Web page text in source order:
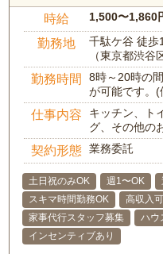
時給 1,500〜1,860
勤務地
千駄ケ谷 徒歩
（東京都渋谷
勤務時間
8時～20時の
が可能です。(
仕事内容
キッチン、ト
グ、その他の
契約形態 業務委託
土日祝のみOK 週1〜OK
スキマ時間勤務OK
高収入
家事代行スタッフ募集
ハウ
インセンティブあり